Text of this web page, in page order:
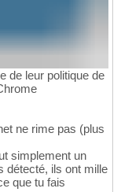
de leur politique de
ne rime pas (plus
simplement un
détecté, ils ont mille
que tu fais